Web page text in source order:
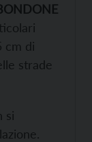
cm di
strade
si